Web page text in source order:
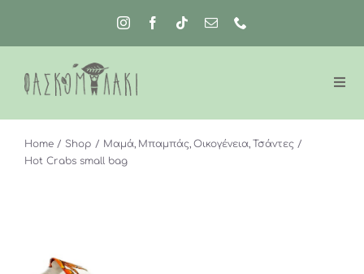
περιεχόμενο
Home Shop Μαμά Μπαμπάς Οικογένεια Τσάντες
Hot Crabs small bag